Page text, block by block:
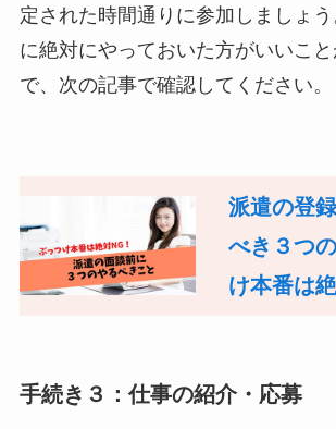
定された時間通りに参加しましょ
に絶対にやっておいた方がいいこ
で、次の記事で確認してください。
派遣の登
べき３つ
け本番は
手続き３：仕事の紹介・応募